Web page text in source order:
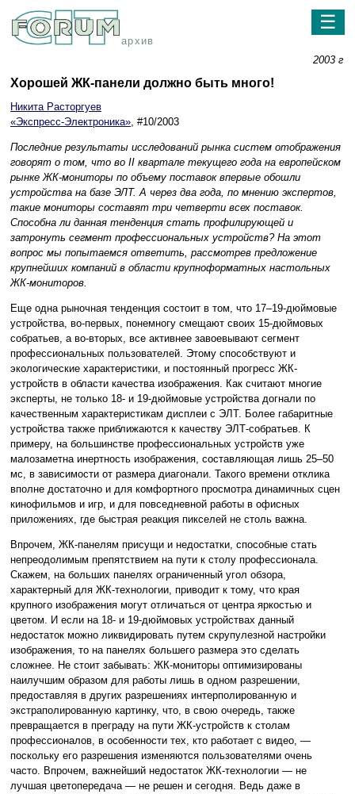
архив
☰
2003 г
Хорошей ЖК-панели должно быть много!
Никита Расторгуев
«Экспресс-Электроника», #10/2003
Последние результаты исследований рынка систем отображения
говорят о том, что во II квартале текущего года на европейском
рынке ЖК-мониторы по объему поставок впервые обошли
устройства на базе ЭЛТ. А через два года, по мнению экспертов,
такие мониторы составят три четверти всех поставок.
Способна ли данная тенденция стать профилирующей и
затронуть сегмент профессиональных устройств? На этот
вопрос мы попытаемся ответить, рассмотрев предложение
крупнейших компаний в области крупноформатных настольных
ЖК-мониторов.
Еще одна рыночная тенденция состоит в том, что 17–19-дюймовые
устройства, во-первых, понемногу смещают своих 15-дюймовых
собратьев, а во-вторых, все активнее завоевывают сегмент
профессиональных пользователей. Этому способствуют и
экологические характеристики, и постоянный прогресс ЖК-
устройств в области качества изображения. Как считают многие
эксперты, не только 18- и 19-дюймовые устройства догнали по
качественным характеристикам дисплеи с ЭЛТ. Более габаритные
устройства также приближаются к качеству ЭЛТ-собратьев. К
примеру, на большинстве профессиональных устройств уже
малозаметна инертность изображения, составляющая лишь 25–50
мс, в зависимости от размера диагонали. Такого времени отклика
вполне достаточно и для комфортного просмотра динамичных сцен
кинофильмов и игр, и для повседневной работы в офисных
приложениях, где быстрая реакция пикселей не столь важна.
Впрочем, ЖК-панелям присущи и недостатки, способные стать
непреодолимым препятствием на пути к столу профессионала.
Скажем, на больших панелях ограниченный угол обзора,
характерный для ЖК-технологии, приводит к тому, что края
крупного изображения могут отличаться от центра яркостью и
цветом. И если на 18- и 19-дюймовых устройствах данный
недостаток можно ликвидировать путем скрупулезной настройки
изображения, то на панелях большего размера это сделать
сложнее. Не стоит забывать: ЖК-мониторы оптимизированы
наилучшим образом для работы лишь в одном разрешении,
предоставляя в других разрешениях интерполированную и
экстраполированную картинку, что, в свою очередь, также
превращается в преграду на пути ЖК-устройств к столам
профессионалов, в особенности тех, кто работает с видео, —
поскольку его разрешения изменяются пользователями очень
часто. Впрочем, важнейший недостаток ЖК-технологии — не
лучшая цветопередача — не решен и сегодня. Ведь даже в